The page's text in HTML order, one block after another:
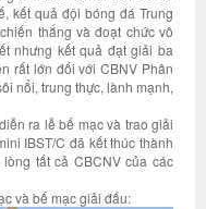
kết quả đội bóng đá Trung
thắng và đoạt chức vô
nhưng kết quả đạt giải ba
rất lớn đối với CBNV Phân
nổi, trung thực, lành mạnh,
ra lễ bế mạc và trao giải
IBST/C đã kết thúc thành
tất cả CBCNV của các
và bế mạc giải đấu: